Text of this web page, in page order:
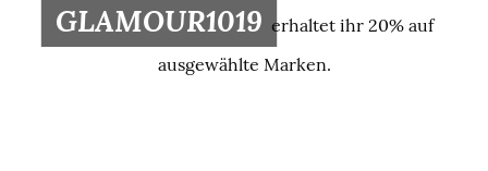
GLAMOUR1019 erhaltet ihr 20% auf
ausgewählte Marken.